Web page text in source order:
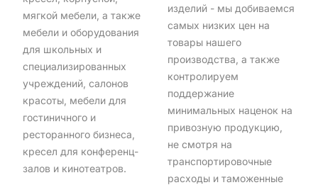
мягкой мебели, а также
мебели и оборудования
для школьных и
специализированных
учреждений, салонов
красоты, мебели для
гостиничного и
ресторанного бизнеса,
кресел для конференц-
залов и кинотеатров.
изделий - мы добиваемся
самых низких цен на
товары нашего
производства, а также
контролируем
поддержание
минимальных наценок на
привозную продукцию,
не смотря на
транспортировочные
расходы и таможенные